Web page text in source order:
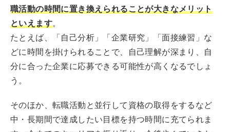
職活動の時間に置き換えられることが大きなメリット
といえます。
たとえば、「自己分析」「企業研究」「面接練習」な
どに時間を掛けられることで、自己理解が深まり、自
分に合った企業に応募できる可能性が高くなるでしょ
う。
そのほか、転職活動と並行して資格の取得をするなど
中・長期間で達成したい目標を持つ時間に充てられま